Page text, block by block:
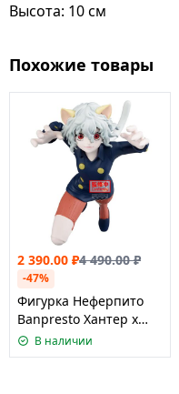
Высота: 10 см
Похожие товары
2 390.00 ₽4 490.00₽
-47%
Фигурка Неферпито
Banpresto Хантер х
Хантер
В наличии